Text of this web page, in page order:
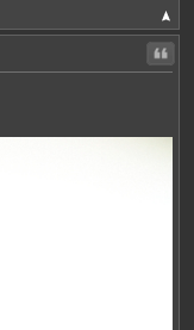
Citer